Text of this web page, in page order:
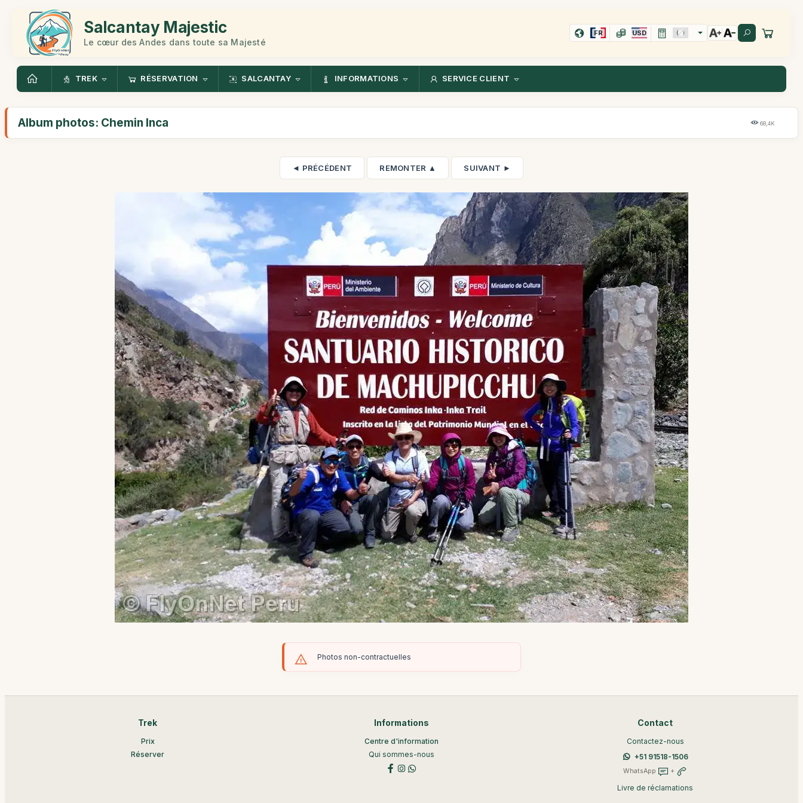
Salcantay Majestic
Le cœur des Andes dans toute sa Majesté
FR USD
TREK RÉSERVATION SALCANTAY INFORMATIONS SERVICE CLIENT
Album photos: Chemin Inca 68,4K
◄ PRÉCÉDENT REMONTER ▲ SUIVANT ►
Photos non-contractuelles
Trek
Prix
Réserver
Informations
Centre d'information
Qui sommes-nous
Contact
Contactez-nous
+51 91518-1506
WhatsApp +
Livre de réclamations